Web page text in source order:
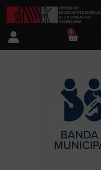
FSMCV
Àrea educativa
Àrea Artística
0